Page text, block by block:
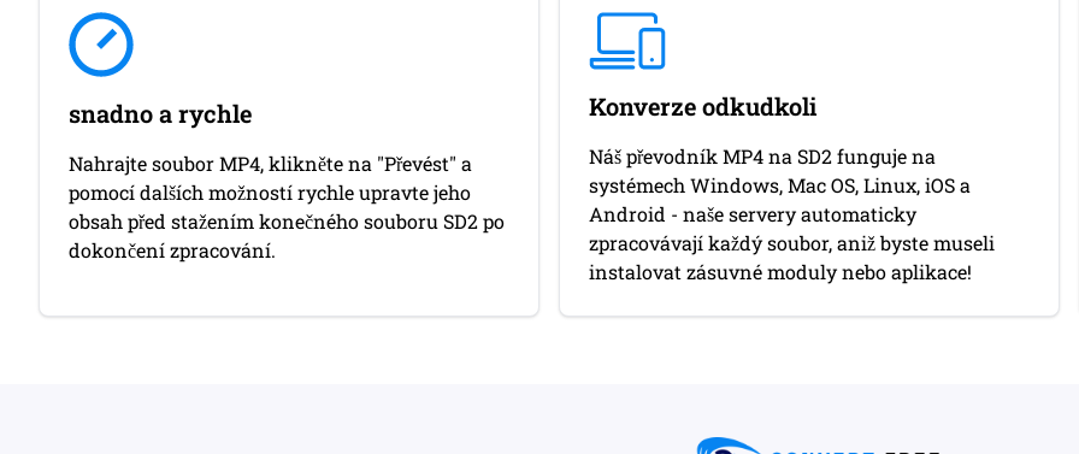
snadno a rychle
Nahrajte soubor MP4, klikněte na "Převést" a
pomocí dalších možností rychle upravte jeho
obsah před stažením konečného souboru SD2 po
dokončení zpracování.
Konverze odkudkoli
Náš převodník MP4 na SD2 funguje na
systémech Windows, Mac OS, Linux, iOS a
Android - naše servery automaticky
zpracovávají každý soubor, aniž byste museli
instalovat zásuvné moduly nebo aplikace!